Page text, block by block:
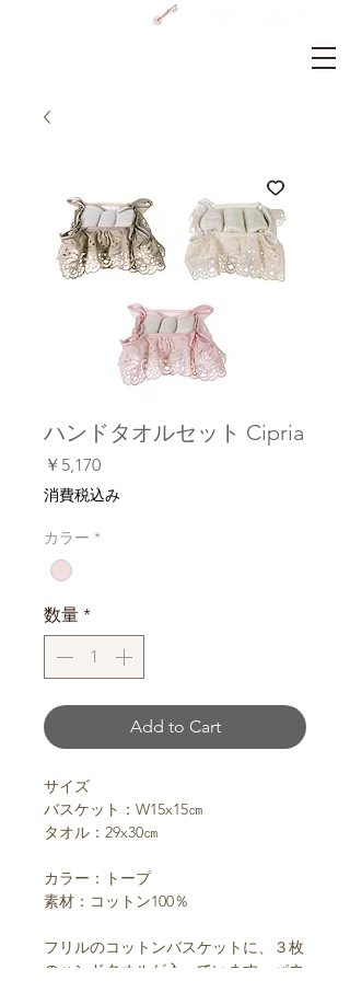
ハンドタオルセット Cipria
￥5,170価
格
消費税込み
カラー *
数量 *
Add to Cart
サイズ
バスケット：W15x15㎝
タオル：29x30㎝
カラー：トープ
素材：コットン100％
フリルのコットンバスケットに、３枚
のハンドタオルが入っています。パウ